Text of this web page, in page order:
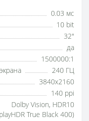
0.03 мс
10 bit
32"
да
1500000:1
240 ГЦ
3840x2160
140 ppi
Dolby Vision, HDR10
True Black 400)